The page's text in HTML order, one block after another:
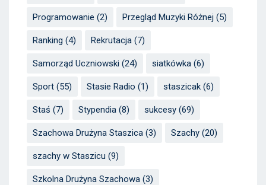
Programowanie (2) Przegląd Muzyki Różnej (5)
Ranking (4) Rekrutacja (7)
Samorząd Uczniowski (24) siatkówka (6)
Sport (55) Stasie Radio (1) staszicak (6)
Staś (7) Stypendia (8) sukcesy (69)
Szachowa Drużyna Staszica (3) Szachy (20)
szachy w Staszicu (9)
Szkolna Drużyna Szachowa (3)